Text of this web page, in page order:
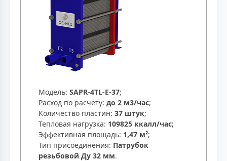
Модель: SAPR-4TL-E-37;
Расход по расчёту: до 2 м3/час;
Количество пластин: 37 штук;
Тепловая нагрузка: 109825 ккалл/час;
Эффективная площадь: 1,47 м²;
Тип присоединения: Патрубок
резьбовой Ду 32 мм.